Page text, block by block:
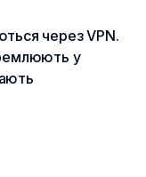
через VPN.
у